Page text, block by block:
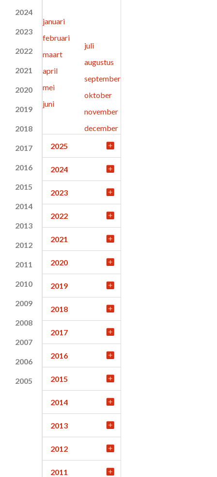
2024
2023
2022
2021
2020
2019
2018
2017
2016
2015
2014
2013
2012
2011
2010
2009
2008
2007
2006
2005
januari
februari
maart
april
mei
juni
juli
augustus
september
oktober
november
december
2025
2024
2023
2022
2021
2020
2019
2018
2017
2016
2015
2014
2013
2012
2011